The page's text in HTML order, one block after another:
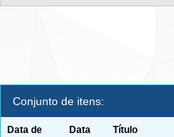
Conjunto de itens:
Data de
Data
Título